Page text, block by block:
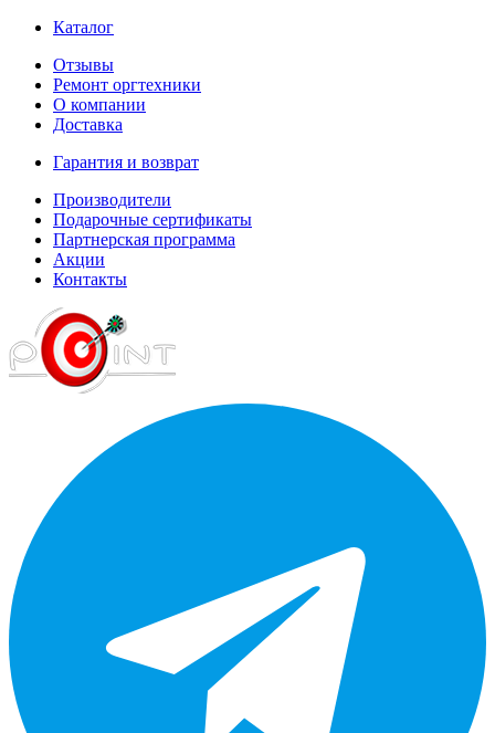
Каталог
Отзывы
Ремонт оргтехники
О компании
Доставка
Гарантия и возврат
Производители
Подарочные сертификаты
Партнерская программа
Акции
Контакты